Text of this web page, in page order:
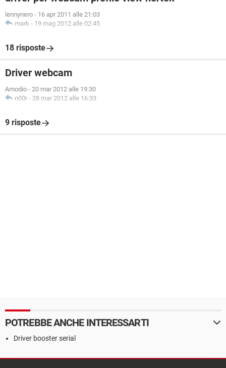
lennynero - 16 apr 2011 alle 21:03
mark - 19 mag 2012 alle 02:45
18 risposte
Driver webcam
Amodio - 20 mar 2012 alle 19:30
n00r - 28 mar 2012 alle 16:33
9 risposte
POTREBBE ANCHE INTERESSARTI
Driver booster serial